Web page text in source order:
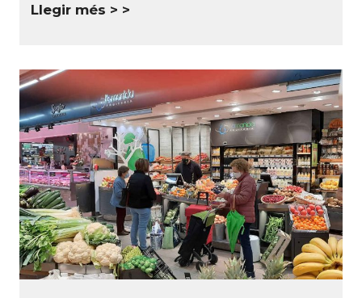
Llegir més >